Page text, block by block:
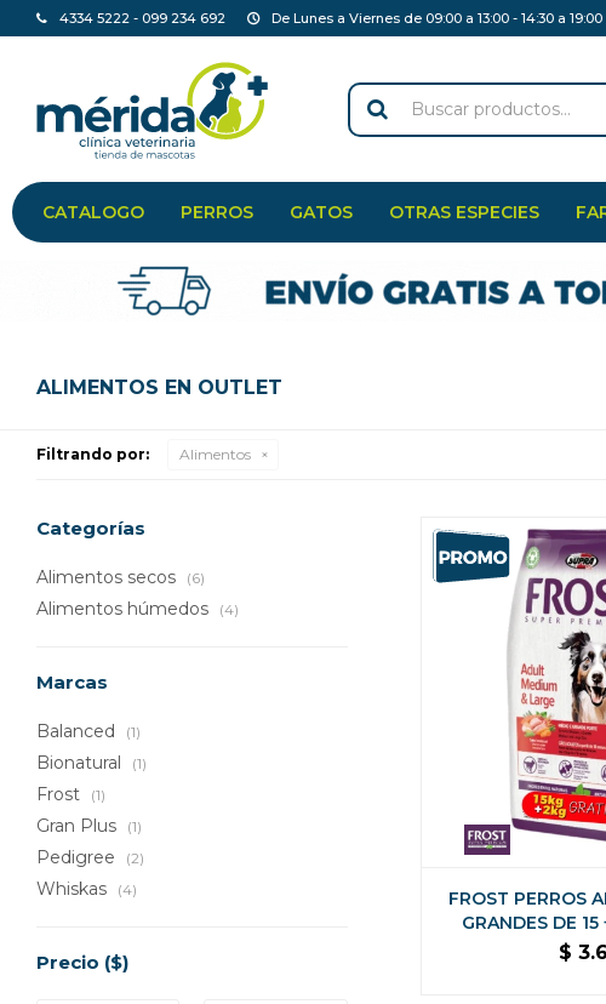
CATALOGO PERROS GATOS OTRAS ESPECIES
4334 5222 - 099 234 692 De Lunes a Viernes de 09:00 a 13:00 - 14:30 a
ALIMENTOS EN OUTLET
Filtrando por: Alimentos
FROST PERROS
GRANDES DE
$
Categorías
Alimentos secos (6)
Alimentos húmedos (4)
Marcas
Balanced (1)
Bionatural (1)
Frost (1)
Gran Plus (1)
Pedigree (2)
Whiskas (4)
Precio ($)